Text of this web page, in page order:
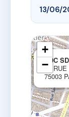
13/06/
SDC
40
75003
+
−